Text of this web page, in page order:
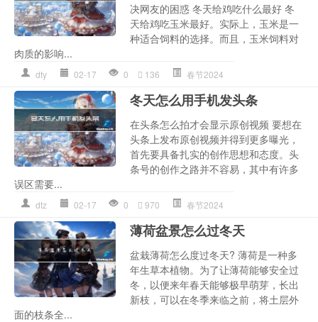
决网友的困惑 冬天给鸡吃什么最好 冬
天给鸡吃玉米最好。实际上，玉米是一
种适合饲料的选择。而且，玉米饲料对
肉质的影响...
dty 02-17 0 136 春节2024
冬天怎么用手机发头条
在头条怎么拍才会显示原创视频 要想在
头条上发布原创视频并得到更多曝光，
首先要具备扎实的创作思想和态度。头
条号的创作之路并不容易，其中有许多
误区需要...
dtz 02-17 0 970 春节2024
薄荷盆景怎么过冬天
盆栽薄荷怎么度过冬天? 薄荷是一种多
年生草本植物。为了让薄荷能够安全过
冬，以便来年春天能够极早萌芽，长出
新枝，可以在冬季来临之前，将土层外
面的枝条全...